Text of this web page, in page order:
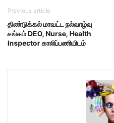
Previous article
திண்டுக்கல் மாவட்ட நல்வாழ்வு
சங்கம் DEO, Nurse, Health
Inspector காலிப்பணியிடம்